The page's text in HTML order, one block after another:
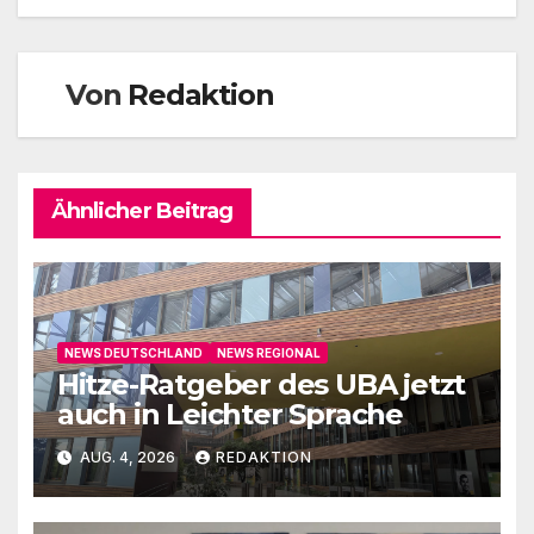
Von Redaktion
Ähnlicher Beitrag
NEWS DEUTSCHLAND NEWS REGIONAL
Hitze-Ratgeber des UBA jetzt
auch in Leichter Sprache
AUG. 4, 2026 REDAKTION